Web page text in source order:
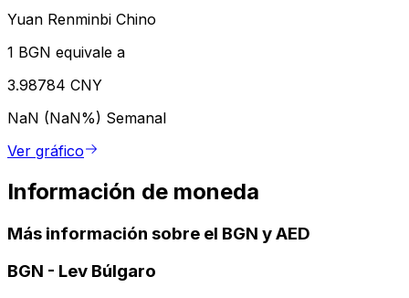
Yuan Renminbi Chino
1 BGN equivale a
3.98784 CNY
NaN (NaN%) Semanal
Ver gráfico
Información de moneda
Más información sobre el BGN y AED
BGN - Lev Búlgaro